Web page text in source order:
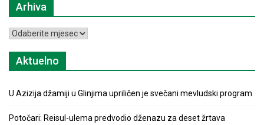
Arhiva
Arhiva
Aktuelno
U Azizija džamiji u Glinjima upriličen je svečani mevludski program
Potočari: Reisul-ulema predvodio dženazu za deset žrtava